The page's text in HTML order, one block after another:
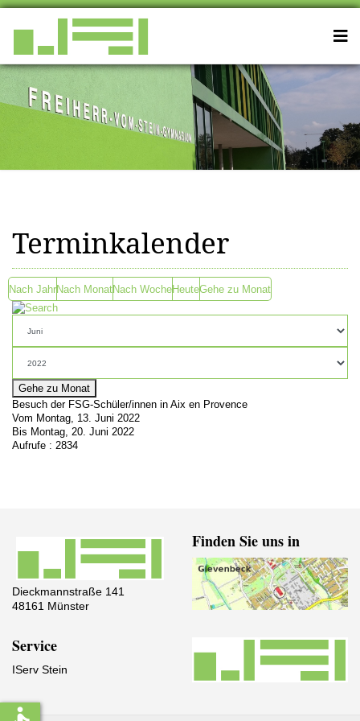
Terminkalender
Nach JahrNach MonatNach WocheHeuteGehe zu Monat
Gehe zu Monat
Besuch der FSG-Schüler/innen in Aix en Provence
Vom Montag, 13. Juni 2022
Bis Montag, 20. Juni 2022
Aufrufe : 2834
Dieckmannstraße 141
48161 Münster
Finden Sie uns in
Service
IServ Stein